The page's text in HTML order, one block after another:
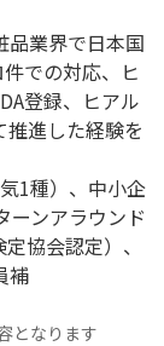
品業界で日本国
での対応、ヒ
登録、ヒアル
進した経験を
1種）、中小企
ーンアラウンド
協会認定）、
補
となります